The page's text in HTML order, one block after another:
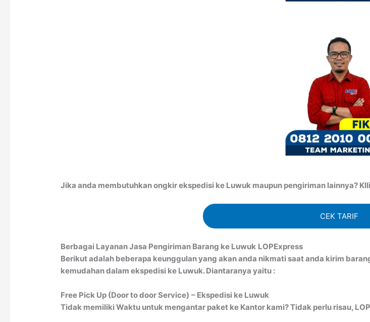
Jika anda membutuhkan ongkir ekspedisi ke Luwuk maupun pengiriman lainnya?
CEK TARIF
Berbagai Layanan Jasa Pengiriman Barang ke Luwuk LOPExpress
Berikut adalah beberapa keunggulan yang akan anda nikmati saat anda kirim
kemudahan dalam ekspedisi ke Luwuk. Diantaranya yaitu :
Free Pick Up (Door to door Service) – Ekspedisi ke Luwuk
Tidak memiliki Waktu untuk mengantar paket ke Kantor kami? Tidak perlu risau,